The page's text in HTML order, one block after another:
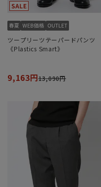
ツープリーツテーパードパンツ
《Plastics Smart》
9,163円13,090円